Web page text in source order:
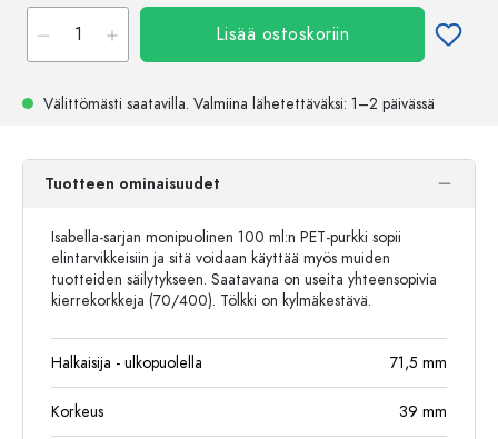
Lisää ostoskoriin
Välittömästi saatavilla. Valmiina lähetettäväksi: 1–2 päivässä
Tuotteen ominaisuudet
Isabella-sarjan monipuolinen 100 ml:n PET-purkki sopii
elintarvikkeisiin ja sitä voidaan käyttää myös muiden
tuotteiden säilytykseen. Saatavana on useita yhteensopivia
kierrekorkkeja (70/400). Tölkki on kylmäkestävä.
Halkaisija - ulkopuolella 71,5 mm
Korkeus 39 mm